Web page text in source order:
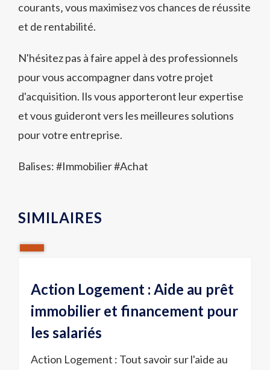
courants‚ vous maximisez vos chances de réussite
et de rentabilité.
N'hésitez pas à faire appel à des professionnels
pour vous accompagner dans votre projet
d'acquisition. Ils vous apporteront leur expertise
et vous guideront vers les meilleures solutions
pour votre entreprise.
Balises: #Immobilier#Achat
SIMILAIRES
Action Logement : Aide au prêt
immobilier et financement pour
les salariés
Action Logement : Tout savoir sur l'aide au